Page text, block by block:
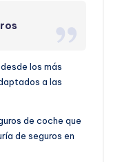
los más
a las
de coche que
de seguros en